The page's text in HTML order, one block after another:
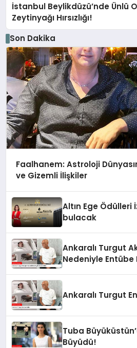
İstanbul Beylikdüzü’nde Ünlü
Zeytinyağı Hırsızlığı!
Son Dakika
Faalhanem: Astroloji
ve Gizemli İlişkiler
Altın Ege Ödülleri
bulacak
Ankaralı Turgut
Nedeniyle Entübe
Ankaralı Turgut
Tuba
Büyüdü!